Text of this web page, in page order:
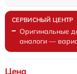
Оригинальные
аналоги —
Цена